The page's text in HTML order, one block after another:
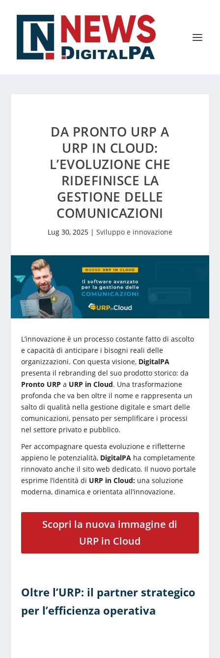
DA PRONTO URP A
URP IN CLOUD:
L’EVOLUZIONE CHE
RIDEFINISCE LA
GESTIONE DELLE
COMUNICAZIONI
Lug 30, 2025 | Sviluppo e innovazione
L’innovazione è un processo costante fatto di ascolto
e capacità di anticipare i bisogni reali delle
organizzazioni. Con questa visione, DigitalPA
presenta il rebranding del suo prodotto storico: da
Pronto URP a URP in Cloud. Una trasformazione
profonda che va ben oltre il nome e rappresenta un
salto di qualità nella gestione digitale e smart delle
comunicazioni, pensato per semplificare i processi
nel settore privato e pubblico.
Per accompagnare questa evoluzione e rifletterne
appieno le potenzialità, DigitalPAha completamente
rinnovato anche il sito web dedicato. Il nuovo portale
esprime l’identità di URP in Cloud: una soluzione
moderna, dinamica e orientata all’innovazione.
Scopri la nuova immagine di
URP in Cloud
Oltre l’URP: il partner strategico
per l’efficienza operativa